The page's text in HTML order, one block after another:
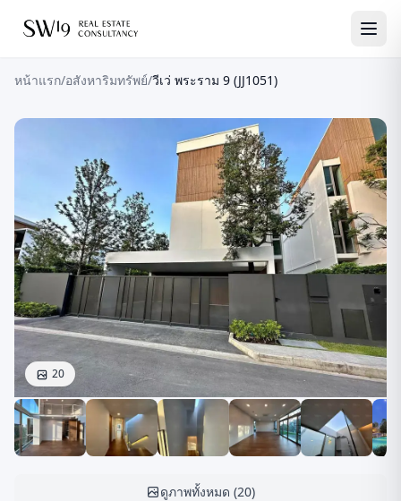
หน้าแรก/อสังหาริมทรัพย์/วีเว่ พระราม 9 (JJ1051)
20
ดูภาพทั้งหมด (20)